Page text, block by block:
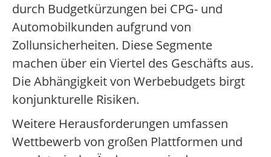
durch Budgetkürzungen bei CPG- und
Automobilkunden aufgrund von
Zollunsicherheiten. Diese Segmente
machen über ein Viertel des Geschäfts aus.
Die Abhängigkeit von Werbebudgets birgt
konjunkturelle Risiken.
Weitere Herausforderungen umfassen
Wettbewerb von großen Plattformen und